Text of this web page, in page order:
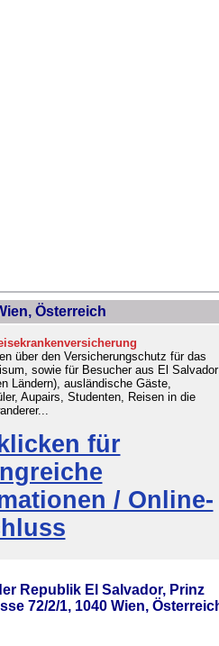
Österreich
über den Versicherungschutz für das
sowie für Besucher aus El Salvador
Ländern), ausländische Gäste,
Aupairs, Studenten, Reisen in die
für
/ Online-
Republik El Salvador, Prinz
72/2/1, 1040 Wien,